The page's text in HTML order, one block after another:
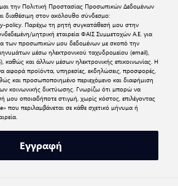
την Πολιτική Προστασίας Προσωπικών Δεδομένων
διαθέσιμη στον ακόλουθο σύνδεσμο:
policy. Παρέχω τη ρητή συγκατάθεσή μου στην
μητρική εταιρεία ΦΑΙΣ Συμμετοχών Α.Ε. για
των προσωπικών μου δεδομένων με σκοπό την
μέσω ηλεκτρονικού ταχυδρομείου (email),
καθώς και άλλων μέσων ηλεκτρονικής επικοινωνίας. Η
αφορά προϊόντα, υπηρεσίες, εκδηλώσεις, προσφορές,
και προσωποποιημένο περιεχόμενο και διαφήμιση
κοινωνικής δικτύωσης. Γνωρίζω ότι μπορώ να
μου οποιαδήποτε στιγμή, χωρίς κόστος, επιλέγοντας
που περιλαμβάνεται σε κάθε σχετικό μήνυμα ή
Εγγραφή